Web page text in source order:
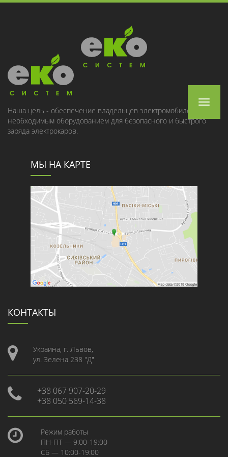
Toggle
Наша цель - обеспечение владельцев электромобилей
необходимым оборудованием для безопасного и быстрого
заряда электрокаров.
МЫ НА КАРТЕ
КОНТАКТЫ
Украина, г. Львов,
ул. Зелена 238 "Д"
+38 067 907-20-29
+38 050 569-14-38
Режим работы
ПН-ПТ — 9:00-19:00
СБ — 10:00-19:00